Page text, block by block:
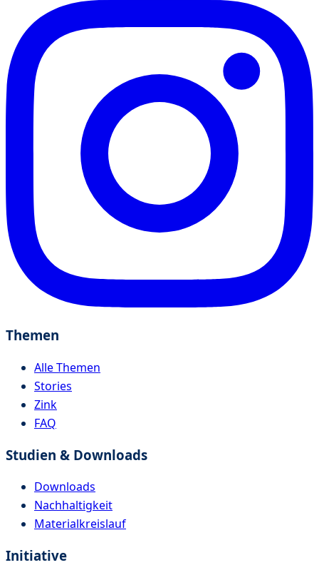
Themen
Alle Themen
Stories
Zink
FAQ
Studien & Downloads
Downloads
Nachhaltigkeit
Materialkreislauf
Initiative